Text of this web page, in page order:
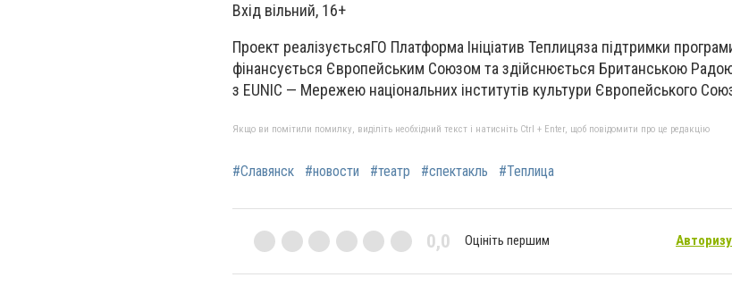
Вхід вільний, 16+
Проект реалізуєтьсяГО Платформа Ініціатив Теплицяза підтримки
фінансується Європейським Союзом та здійснюється Британською Радою
з EUNIC — Мережею національних інститутів культури Європейського
Якщо ви помітили помилку, виділіть необхідний текст і натисніть Ctrl + Enter, щоб повідомити про це редакцію
#Славянск #новости #театр #спектакль #Теплица
0,0 Оцініть першим